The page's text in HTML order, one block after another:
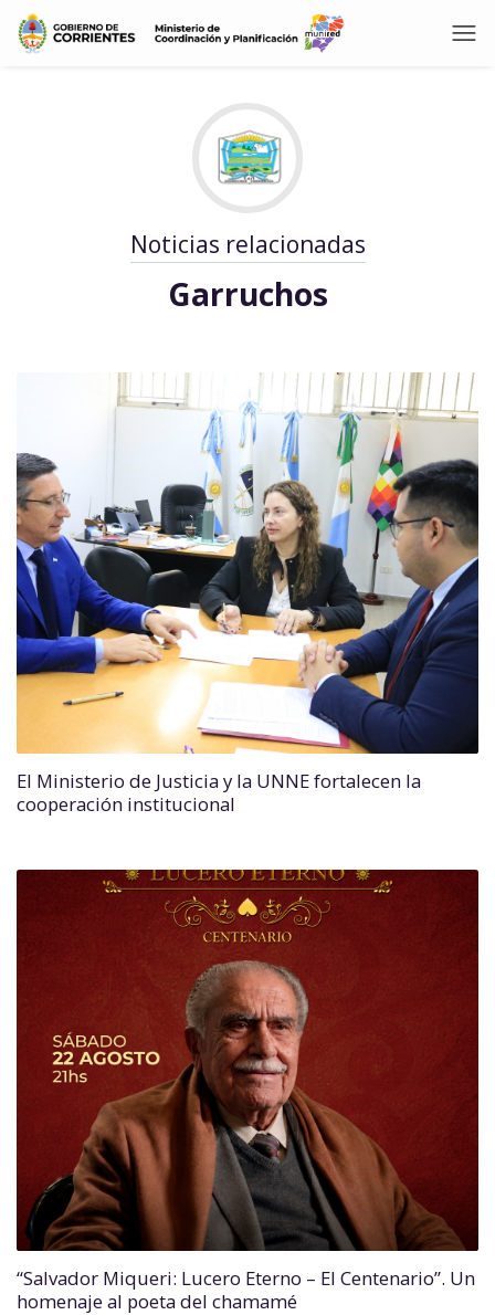
Noticias relacionadas
Garruchos
El Ministerio de Justicia y la UNNE fortalecen la
cooperación institucional
“Salvador Miqueri: Lucero Eterno – El Centenario”. Un
homenaje al poeta del chamamé